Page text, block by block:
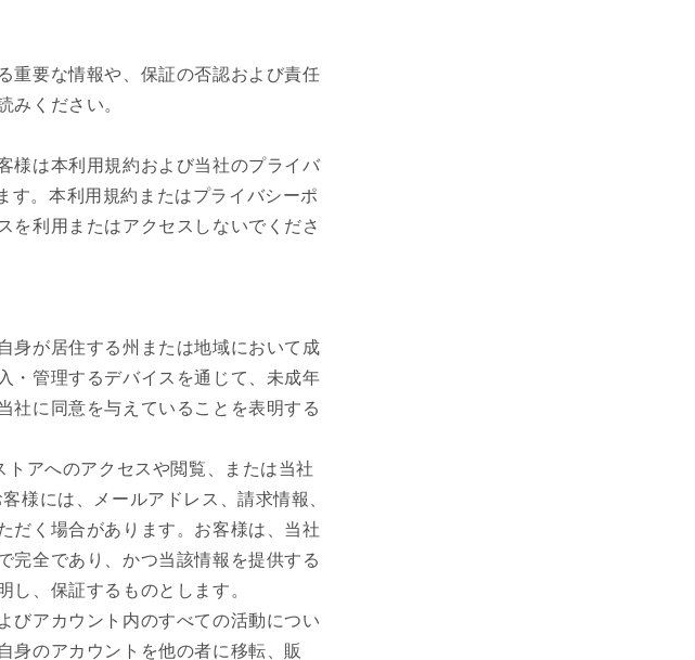
重要な情報や、保証の否認および責任
ください。
様は本利用規約および当社のプライバ
。本利用規約またはプライバシーポ
を利用またはアクセスしないでくださ
身が居住する州または地域において成
・管理するデバイスを通じて、未成年
社に同意を与えていることを表明する
アへのアクセスや閲覧、または当社
様には、メールアドレス、請求情報、
だく場合があります。お客様は、当社
完全であり、かつ当該情報を提供する
、保証するものとします。
びアカウント内のすべての活動につい
身のアカウントを他の者に移転、販